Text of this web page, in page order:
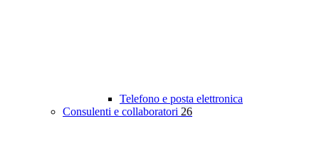
Telefono e posta elettronica
Consulenti e collaboratori 26